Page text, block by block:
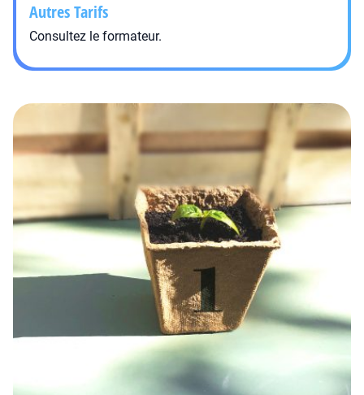
Autres Tarifs
Consultez le formateur.